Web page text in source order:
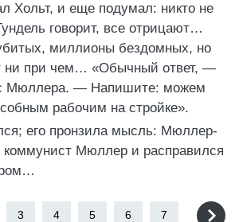
Хольт, и еще подумал: никто не
говорит, все отрицают…
миллионы бездомных, но
ни при чем… «Обычный ответ, —
Мюллера. — Напишите: можем
рабочим на стройке».
его пронзила мысль: Мюллер-
коммунист Мюллер и расправился
3 4 5 6 7